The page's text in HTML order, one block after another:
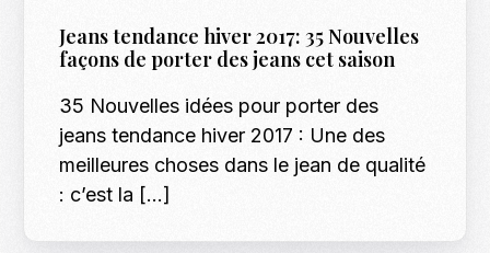
Jeans tendance hiver 2017: 35 Nouvelles
façons de porter des jeans cet saison
35 Nouvelles idées pour porter des
jeans tendance hiver 2017 : Une des
meilleures choses dans le jean de qualité
: c’est la […]